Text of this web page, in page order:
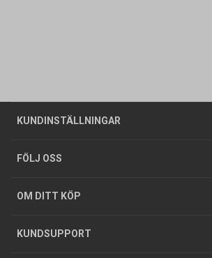
KUNDINSTÄLLNINGAR
Företagskund / Privatkund
FÖLJ OSS
OM DITT KÖP
Allmänna försäljningsvillkor
Integritetspolicy
GDPR
KUNDSUPPORT
Butiker
Foldrar och kataloger
Köpguider
Varumärken
Om oss
Tjänster
Hållbarhet
Jobba hos oss